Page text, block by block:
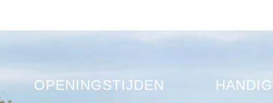
OPENINGSTIJDEN